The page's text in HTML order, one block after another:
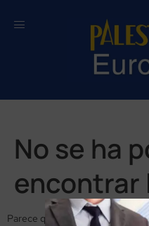
No se ha
encontrar
Parece que no se ha encontrado